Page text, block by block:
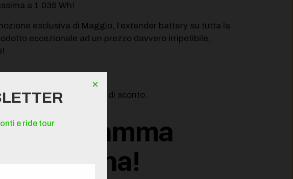
a 1.035 Wh!
esclusiva di Maggio, l’extender battery su tutta la
eccezionale ad un prezzo davvero irripetibile,
e ulteriori 1.150 € di sconto.
la gamma
consegna!
e ride tour
×